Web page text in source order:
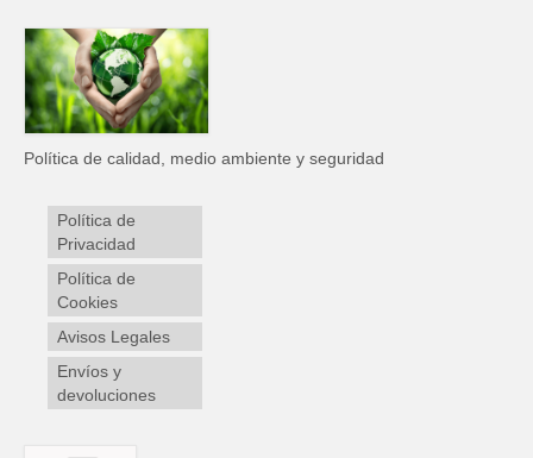
Política de calidad, medio ambiente y seguridad
Política de
Privacidad
Política de
Cookies
Avisos Legales
Envíos y
devoluciones